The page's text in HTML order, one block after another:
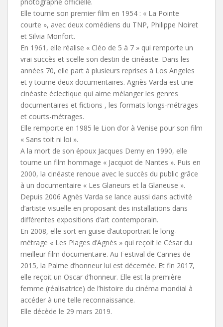
Elle tourne son premier film en 1954 : « La Pointe
courte », avec deux comédiens du TNP, Philippe Noiret
et Silvia Monfort.
En 1961, elle réalise « Cléo de 5 à 7 » qui remporte un
vrai succès et scelle son destin de cinéaste. Dans les
années 70, elle part à plusieurs reprises à Los Angeles
et y tourne deux documentaires. Agnès Varda est une
cinéaste éclectique qui aime mélanger les genres
documentaires et fictions , les formats longs-métrages
et courts-métrages.
Elle remporte en 1985 le Lion d’or à Venise pour son film
« Sans toit ni loi ».
A la mort de son époux Jacques Demy en 1990, elle
tourne un film hommage « Jacquot de Nantes ». Puis en
2000, la cinéaste renoue avec le succès du public grâce
à un documentaire « Les Glaneurs et la Glaneuse ».
Depuis 2006 Agnès Varda se lance aussi dans activité
d’artiste visuelle en proposant des installations dans
différentes expositions d’art contemporain.
En 2008, elle sort en guise d’autoportrait le long-
métrage « Les Plages d’Agnès » qui reçoit le César du
meilleur film documentaire. Au Festival de Cannes de
2015, la Palme d’honneur lui est décernée. Et fin 2017,
elle reçoit un Oscar d’honneur. Elle est la première
femme (réalisatrice) de l’histoire du cinéma mondial à
accéder à une telle reconnaissance.
Elle décède le 29 mars 2019.